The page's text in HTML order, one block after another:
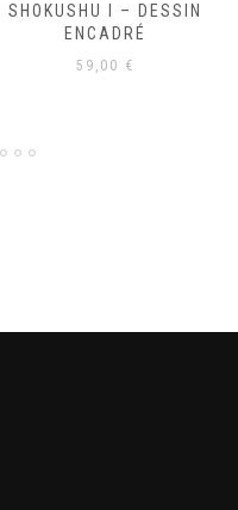
SHOKUSHU III – DESSIN
ENCADRÉ
59,00 €